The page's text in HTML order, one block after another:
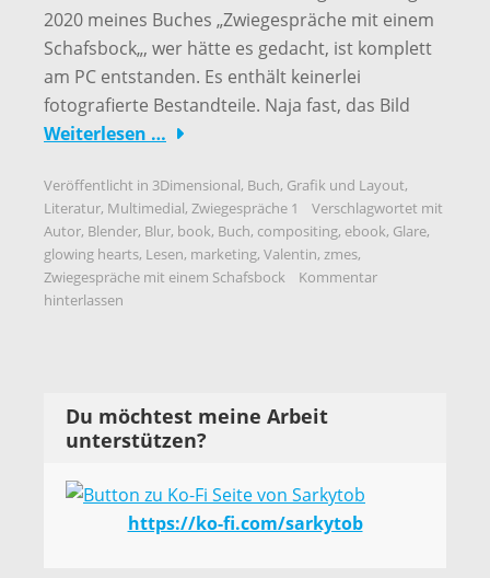
2020 meines Buches „Zwiegespräche mit einem
Schafsbock„, wer hätte es gedacht, ist komplett
am PC entstanden. Es enthält keinerlei
fotografierte Bestandteile. Naja fast, das Bild
Weiterlesen …
Veröffentlicht in 3Dimensional, Buch, Grafik und Layout,
Literatur, Multimedial, Zwiegespräche 1
Verschlagwortet mit
Autor, Blender, Blur, book, Buch, compositing, ebook, Glare,
glowing hearts, Lesen, marketing, Valentin, zmes,
Zwiegespräche mit einem Schafsbock
Kommentar
hinterlassen
Du möchtest meine Arbeit
unterstützen?
https://ko-fi.com/sarkytob